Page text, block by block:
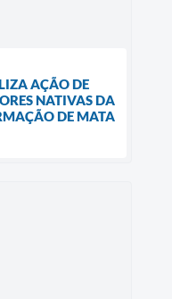
AÇÃO DE
NATIVAS DA
DE MATA